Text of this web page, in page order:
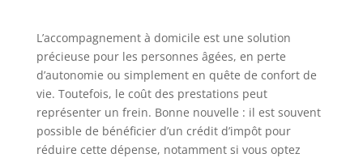
L’accompagnement à domicile est une solution
précieuse pour les personnes âgées, en perte
d’autonomie ou simplement en quête de confort de
vie. Toutefois, le coût des prestations peut
représenter un frein. Bonne nouvelle : il est souvent
possible de bénéficier d’un crédit d’impôt pour
réduire cette dépense, notamment si vous optez